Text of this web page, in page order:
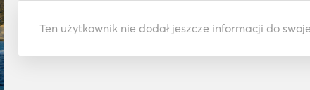
Ten użytkownik nie dodał jeszcze informacji do